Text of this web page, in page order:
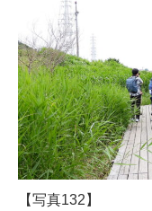
【写真132】